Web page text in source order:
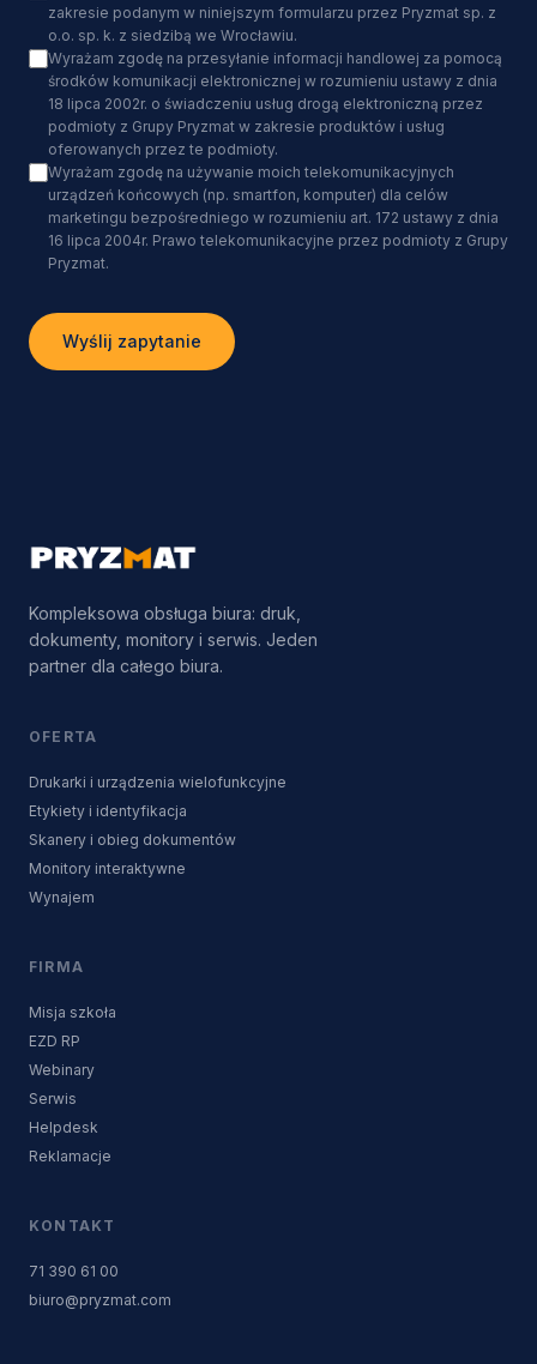
zakresie podanym w niniejszym formularzu przez Pryzmat sp. z
o.o. sp. k. z siedzibą we Wrocławiu.
Wyrażam zgodę na przesyłanie informacji handlowej za pomocą
środków komunikacji elektronicznej w rozumieniu ustawy z dnia
18 lipca 2002r. o świadczeniu usług drogą elektroniczną przez
podmioty z Grupy Pryzmat w zakresie produktów i usług
oferowanych przez te podmioty.
Wyrażam zgodę na używanie moich telekomunikacyjnych
urządzeń końcowych (np. smartfon, komputer) dla celów
marketingu bezpośredniego w rozumieniu art. 172 ustawy z dnia
16 lipca 2004r. Prawo telekomunikacyjne przez podmioty z Grupy
Pryzmat.
Wyślij zapytanie
Kompleksowa obsługa biura: druk,
dokumenty, monitory i serwis. Jeden
partner dla całego biura.
OFERTA
Drukarki i urządzenia wielofunkcyjne
Etykiety i identyfikacja
Skanery i obieg dokumentów
Monitory interaktywne
Wynajem
FIRMA
Misja szkoła
EZD RP
Webinary
Serwis
Helpdesk
Reklamacje
KONTAKT
71 390 61 00
biuro@pryzmat.com